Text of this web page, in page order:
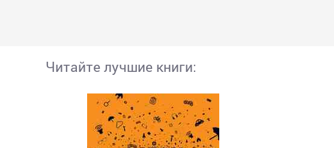
Читайте лучшие книги: